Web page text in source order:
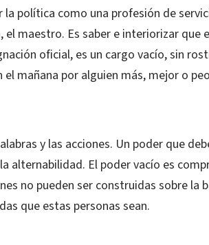
la política como una profesión de
maestro. Es saber e interiorizar que
oficial, es un cargo vacío, sin
mañana por alguien más, mejor o
y las acciones. Un poder que
alternabilidad. El poder vacío es
no pueden ser construidas sobre la
que estas personas sean.